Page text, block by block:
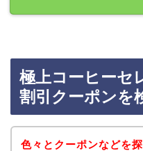
極上コーヒーセ
割引クーポンを
色々とクーポンなどを